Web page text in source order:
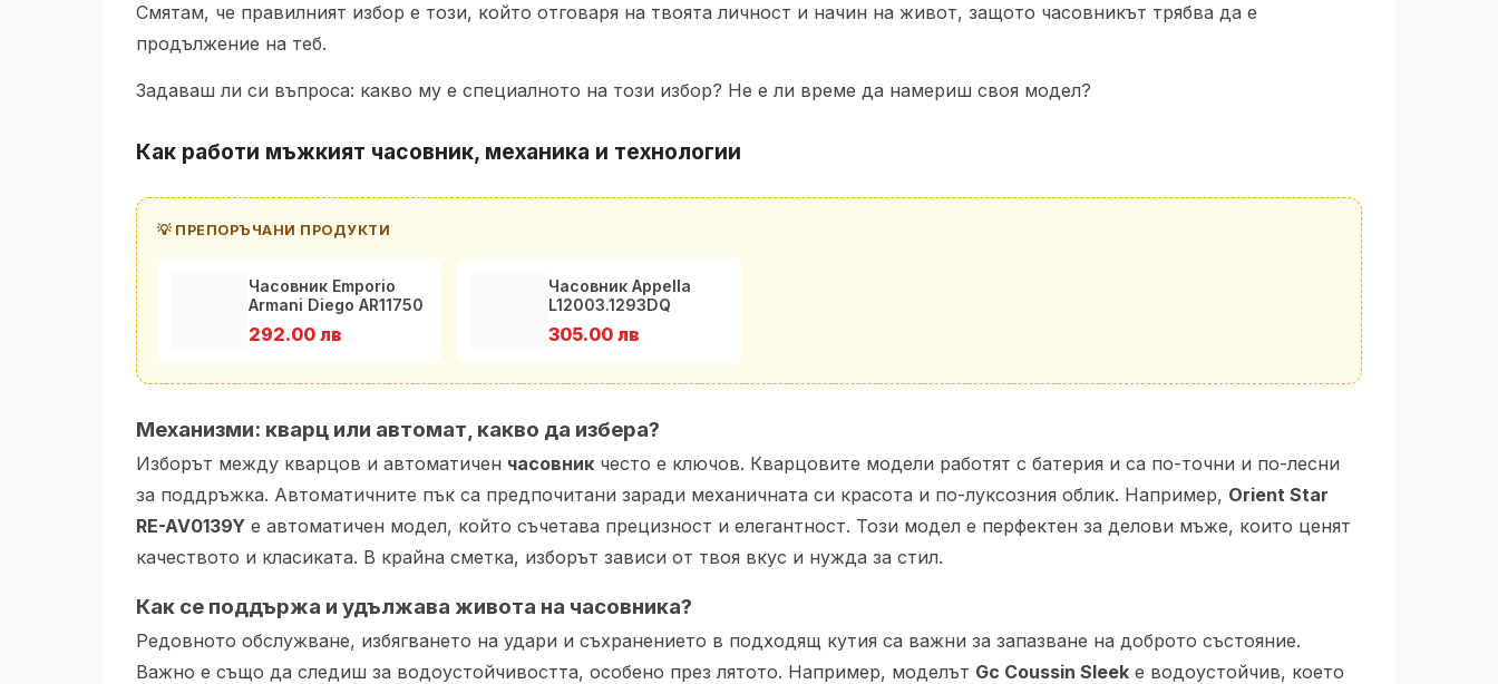
Смятам, че правилният избор е този, който отговаря на твоята личност и начин на живот, защото часовникът трябва да е
продължение на теб.
Задаваш ли си въпроса: какво му е специалното на този избор? Не е ли време да намериш своя модел?
Как работи мъжкият часовник, механика и технологии
💡 ПРЕПОРЪЧАНИ ПРОДУКТИ
Часовник Emporio
Armani Diego AR11750
292.00 лв
Часовник Appella
L12003.1293DQ
305.00 лв
Механизми: кварц или автомат, какво да избера?
Изборът между кварцов и автоматичен часовник често е ключов. Кварцовите модели работят с батерия и са по-точни и по-лесни
за поддръжка. Автоматичните пък са предпочитани заради механичната си красота и по-луксозния облик. Например, Orient Star
RE-AV0139Y е автоматичен модел, който съчетава прецизност и елегантност. Този модел е перфектен за делови мъже, които ценят
качеството и класиката. В крайна сметка, изборът зависи от твоя вкус и нужда за стил.
Как се поддържа и удължава живота на часовника?
Редовното обслужване, избягването на удари и съхранението в подходящ кутия са важни за запазване на доброто състояние.
Важно е също да следиш за водоустойчивостта, особено през лятото. Например, моделът Gc Coussin Sleek е водоустойчив, което